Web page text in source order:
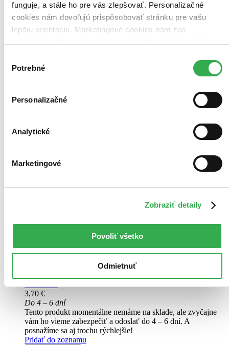
funguje, a stále ho pre vás zlepšovať. Personalizačné
cookies nám dovoľujú prispôsobovať stránku pre vašu
lepšiu orientáciu. Marketingové cookies nám zas
keby sme mohli používať všetky tieto cookies. Ďakujeme!
súhlasu
Potrebné
Personalizačné
Analytické
Marketingové
Zobraziť detaily
Povoliť všetko
Odmietnuť
CZ
Na odlehlé výzkumné stanici na Marsu se stalo něco podivného.
dorazily, jsou víc než znepokojivé...
3,70 €
Do 4 – 6 dní
Tento produkt momentálne nemáme na sklade, ale zvyčajne
vám ho vieme zabezpečiť a odoslať do 4 – 6 dní. A
posnažíme sa aj trochu rýchlejšie!
Pridať do zoznamu